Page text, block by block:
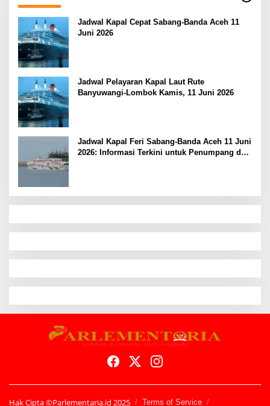
Jadwal Kapal Cepat Sabang-Banda Aceh 11
Juni 2026
Jadwal Pelayaran Kapal Laut Rute
Banyuwangi-Lombok Kamis, 11 Juni 2026
Jadwal Kapal Feri Sabang-Banda Aceh 11 Juni
2026: Informasi Terkini untuk Penumpang dan
Hak Cipta ©Parlementaria.id 2025 Terms of Service